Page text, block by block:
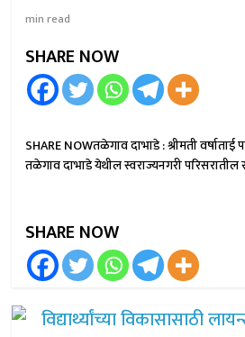
min read
SHARE NOW
SHARE NOWतळेगाव दाभाडे : श्रीमती
तळेगाव दाभाडे येथील स्वराज्यनगरी
SHARE NOW